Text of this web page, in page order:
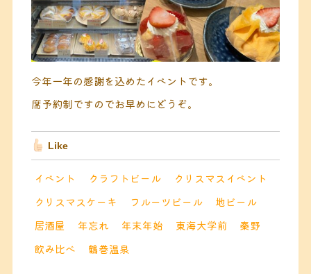
今年一年の感謝を込めたイベントです。
席予約制ですのでお早めにどうぞ。
Like
イベント クラフトビール
クリスマスイベント
クリスマスケーキ
フルーツビール
地ビール
居酒屋
年忘れ 年末年始 東海大学前
秦野
飲み比べ
鶴巻温泉